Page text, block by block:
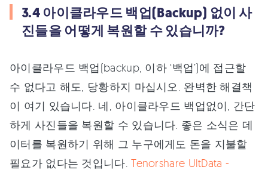
3.4 아이클라우드 백업(Backup) 없이 사
진들을 어떻게 복원할 수 있습니까?
아이클라우드 백업(backup, 이하 ‘백업’)에 접근할
수 없다고 해도, 당황하지 마십시오. 완벽한 해결책
이 여기 있습니다. 네, 아이클라우드 백업없이, 간단
하게 사진들을 복원할 수 있습니다. 좋은 소식은 데
이터를 복원하기 위해 그 누구에게도 돈을 지불할
필요가 없다는 것입니다.Tenorshare UltData -